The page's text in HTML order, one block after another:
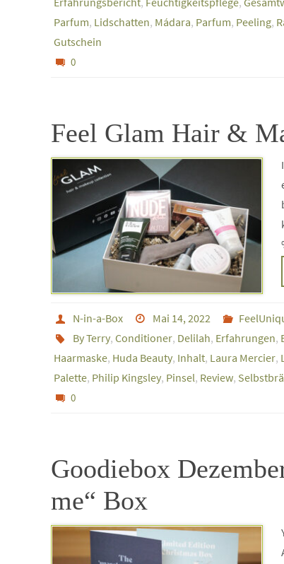
Parfum, Lidschatten, Mádara, Parfum, Peeling,
Gutschein
0
Feel Glam Hair &
N-in-a-Box Mai 14, 2022
By Terry, Conditioner, Delilah, Erfahrungen,
Haarmaske, Huda Beauty, Inhalt, Laura Mercier,
Palette, Philip Kingsley, Pinsel, Review,
0
Goodiebox
me“ Box